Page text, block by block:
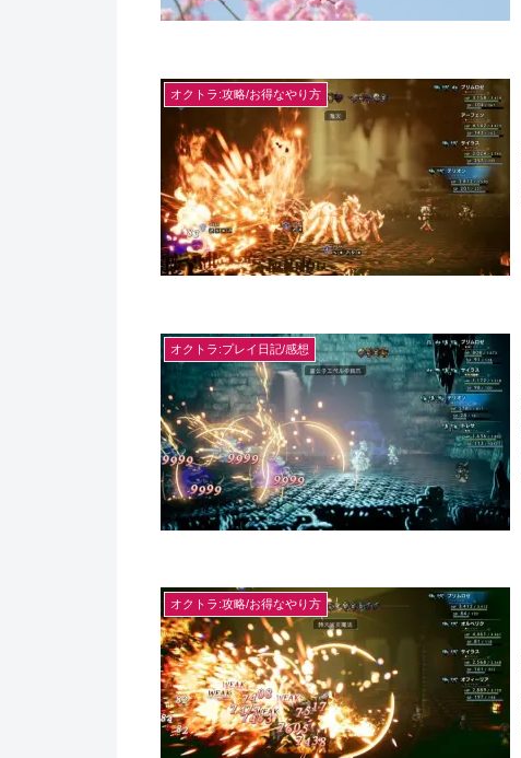
オクトラ:攻略/お得なやり方
オクトラ:プレイ日記/感想
オクトラ:攻略/お得なやり方